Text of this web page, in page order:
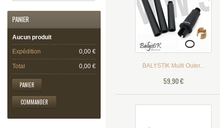
PANIER
Aucun produit
Expédition 0,00 €
Total 0,00 €
PANIER
COMMANDER
BALYSTIK Multi Outer...
59,90 €